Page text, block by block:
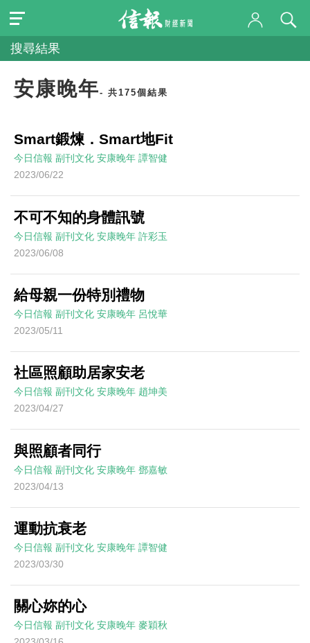
搜尋結果
安康晚年- 共175個結果
Smart鍛煉．Smart地Fit
今日信報 副刊文化 安康晚年 譚智健
2023/06/22
不可不知的身體訊號
今日信報 副刊文化 安康晚年 許彩玉
2023/06/08
給母親一份特別禮物
今日信報 副刊文化 安康晚年 呂悅華
2023/05/11
社區照顧助居家安老
今日信報 副刊文化 安康晚年 趙坤美
2023/04/27
與照顧者同行
今日信報 副刊文化 安康晚年 鄧嘉敏
2023/04/13
運動抗衰老
今日信報 副刊文化 安康晚年 譚智健
2023/03/30
關心妳的心
今日信報 副刊文化 安康晚年 麥穎秋